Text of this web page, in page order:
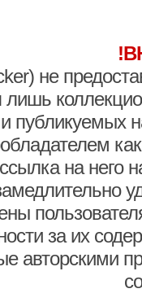
не
лишь
публикуемых
на него
за их
авторскими